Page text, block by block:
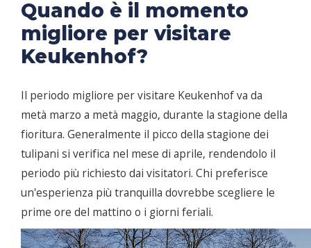
Quando è il momento
migliore per visitare
Keukenhof?
Il periodo migliore per visitare Keukenhof va da
metà marzo a metà maggio, durante la stagione della
fioritura. Generalmente il picco della stagione dei
tulipani si verifica nel mese di aprile, rendendolo il
periodo più richiesto dai visitatori. Chi preferisce
un'esperienza più tranquilla dovrebbe scegliere le
prime ore del mattino o i giorni feriali.